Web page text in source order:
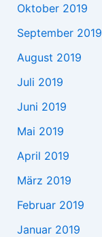
Oktober 2019
September 2019
August 2019
Juli 2019
Juni 2019
Mai 2019
April 2019
März 2019
Februar 2019
Januar 2019